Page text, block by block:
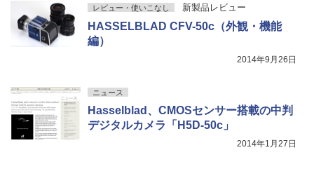
レビュー・使いこなし 新製品レビュー
HASSELBLAD CFV-50c（外観・機能
編）
2014年9月26日
ニュース
Hasselblad、CMOSセンサー搭載の中判
デジタルカメラ「H5D-50c」
2014年1月27日